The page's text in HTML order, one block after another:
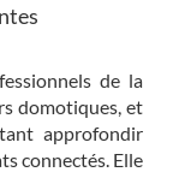
de la
domotiques, et
approfondir
connectés. Elle